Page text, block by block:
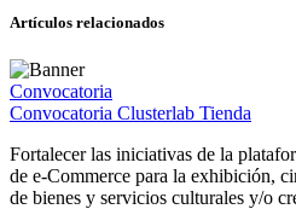
Artículos relacionados
Convocatoria
Convocatoria Clusterlab Tienda
Fortalecer las iniciativas de la
de e-Commerce para la exhibición,
de bienes y servicios culturales y/o